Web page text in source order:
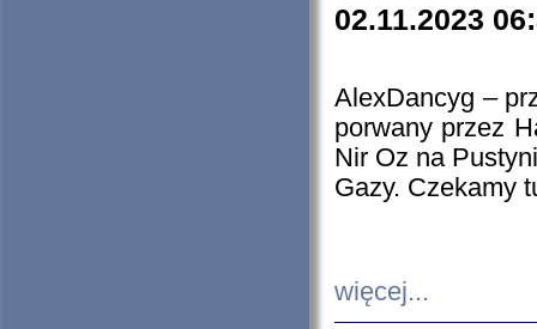
02.11.2023
AlexDancyg –
porwany przez
Nir Oz na
Gazy. Czekamy
więcej...